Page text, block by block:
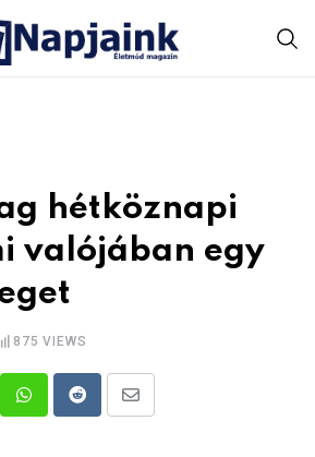
hétköznapi
valójában egy
875 VIEWS
WhatsappRedditShare